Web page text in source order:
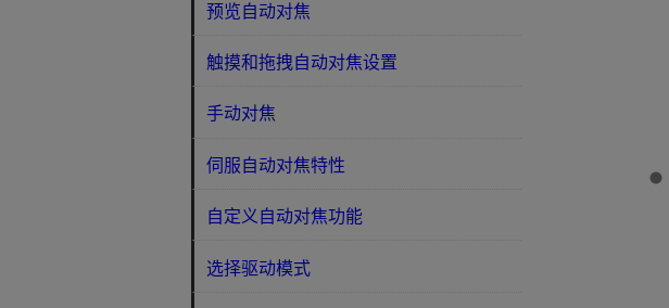
预览自动对焦
触摸和拖拽自动对焦设置
手动对焦
伺服自动对焦特性
自定义自动对焦功能
选择驱动模式